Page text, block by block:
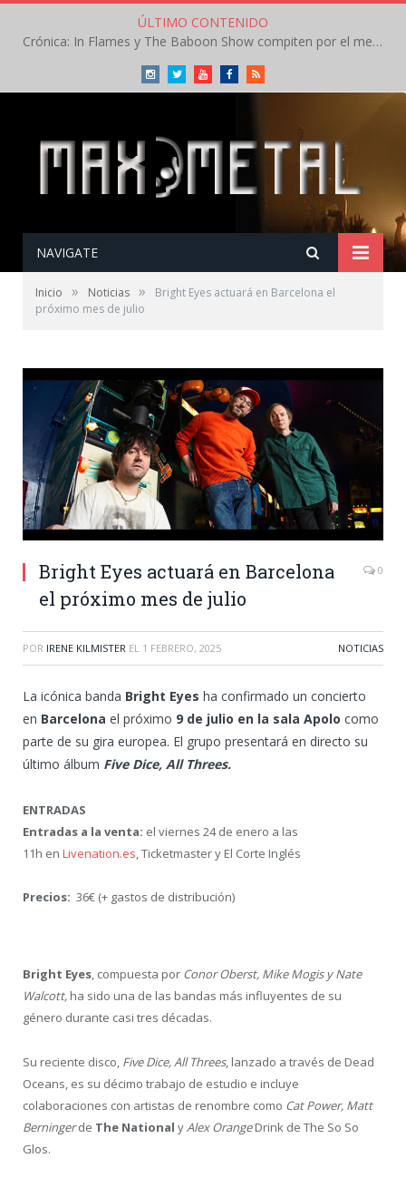
ÚLTIMO CONTENIDO
Crónica: In Flames y The Baboon Show compiten por el mejor concierto del día en el Leyendas del Rock – Viernes – Agosto 2026
InstagramTwitterYoutubeFacebookRSS
NAVIGATE
Inicio » Noticias »
Bright Eyes actuará en Barcelona el
próximo mes de julio
Bright Eyes actuará en Barcelona
el próximo mes de julio
0
POR IRENE KILMISTER EL 1 FEBRERO, 2025 NOTICIAS
La icónica banda Bright Eyes ha confirmado un concierto
en Barcelona el próximo 9 de julio en la sala Apolo como
parte de su gira europea. El grupo presentará en directo su
último álbum Five Dice, All Threes.
ENTRADAS
Entradas a la venta: el viernes 24 de enero a las
11h en Livenation.es, Ticketmaster y El Corte Inglés
Precios: 36€ (+ gastos de distribución)
Bright Eyes, compuesta por Conor Oberst, Mike Mogis y Nate
Walcott, ha sido una de las bandas más influyentes de su
género durante casi tres décadas.
Su reciente disco, Five Dice, All Threes, lanzado a través de Dead
Oceans, es su décimo trabajo de estudio e incluye
colaboraciones con artistas de renombre como Cat Power, Matt
Berningerde The National y Alex OrangeDrink de The So So
Glos.